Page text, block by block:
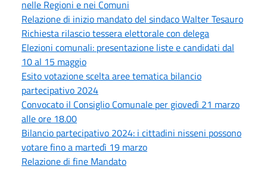
nelle Regioni e nei Comuni
Relazione di inizio mandato del sindaco Walter Tesauro
Richiesta rilascio tessera elettorale con delega
Elezioni comunali: presentazione liste e candidati dal
10 al 15 maggio
Esito votazione scelta aree tematica bilancio
partecipativo 2024
Convocato il Consiglio Comunale per giovedì 21 marzo
alle ore 18.00
Bilancio partecipativo 2024: i cittadini nisseni possono
votare fino a martedì 19 marzo
Relazione di fine Mandato